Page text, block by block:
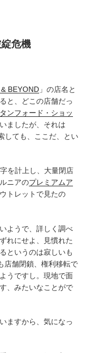
危機
BEYOND 」の店名と
と、どこの店舗だっ
ンフォード・ショッ
ましたが、それは
しても、ここだ、とい
を計上し、大量閉店
ニアのプレミアムア
トレットで見たの
ようで、詳しく調べ
れにせよ、見慣れた
というのは寂しいも
店舗閉鎖、権利移転で
うですし。現地で面
、みたいなことがで
ますから、気になっ